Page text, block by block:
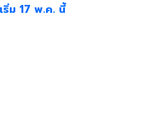
ม 17 พ.ค. นี้